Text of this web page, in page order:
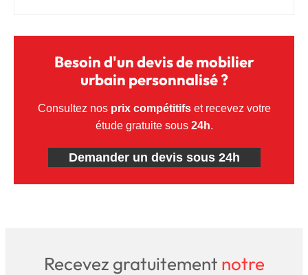
Besoin d'un devis de mobilier
urbain personnalisé ?
Consultez nos prix compétitifset recevez votre
étude gratuite sous 24h.
Demander un devis sous 24h
Recevez gratuitement notre